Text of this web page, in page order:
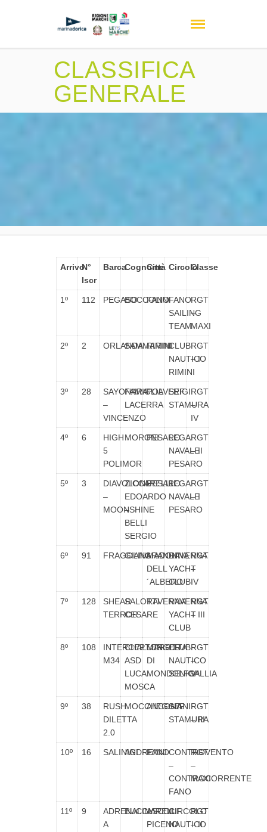
CLASSIFICA
GENERALE
ArrivoN°
Iscr
BarcaCognome
Città CircoloClasse
1º 112 PEGASOBOCCOLINI
FANOFANO
SAILING
TEAM
RGT
–
MAXI
2º 2 ORLANDASAMMARINI
RIMINICLUB
NAUTICO
RIMINI
RGT
– I
3º 28
SAYONARA
–
VINCENZO
FAMIGLIA
LACERRA
POLVERIGI
SEF
STAMURA
RGT
–
IV
4º 6
HIGH
5
POLIMOR
MORONIPESAROLEGA
NAVALE
PESARO
RGT
– II
5º 3
DIAVOLONE
–
MOONSHINE
ZICCARELLI
EDOARDO
–
BELLI
SERGIO
PESAROLEGA
NAVALE
PESARO
RGT
– I
6º 91 FRAGOLINA
GIANGRANDI
MADONNA
DELL
´ALBERO
RAVENNA
YACHT
CLUB
RGT
–
IV
7º 128
SHEAR
TERROR
SALOTTI
CESARE
RAVENNARAVENNA
YACHT
CLUB
RGT
– III
8º 108
INTERCEPTOR
M34
CHALLENGER
ASD
LUCA
MOSCA
MAROTTA
DI
MONDOLFO
CLUB
NAUTICO
SENIGALLIA
RGT
–
Vª
9º 38
RUSH
DILETTA
2.0
MOCCHEGGIANI
ANCONA
SEF
STAMURA
RGT
– III
10º 16 SALINIGIANDREANI
FANOCONTROVENTO
–
CONTROCORRENTE
FANO
RGT
–
MAXI
11º 9
ADRENALINA
A
BUCCIARELLI
ASCOLI
PICENO
CIRCOLO
NAUTICO
RGT
– II